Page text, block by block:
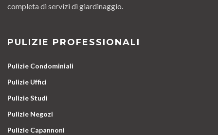
completa di servizi di giardinaggio.
PULIZIE PROFESSIONALI
Pulizie Condominiali
Pulizie Uffici
Pulizie Studi
Pulizie Negozi
Pulizie Capannoni